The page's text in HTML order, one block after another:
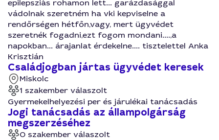
epilepsziàs rohamon lett... garázdasággal
vádolnak szeretném ha vki kepviselne a
rendőrségen hétfőn,vagy, mert ügyvédet
szeretnék fogadni,ezt fogom mondani....,a
napokban... árajanlat érdekelne.... tisztelettel Anka
Krisztián
Családjogban jártas ügyvédet keresek
Miskolc
1 szakember válaszolt
Gyermekelhelyezési per és járulékai tanácsadás
Jogi tanácsadás az állampolgárság
megszerzéséhez
0 szakember válaszolt